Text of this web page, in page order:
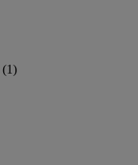
(1)